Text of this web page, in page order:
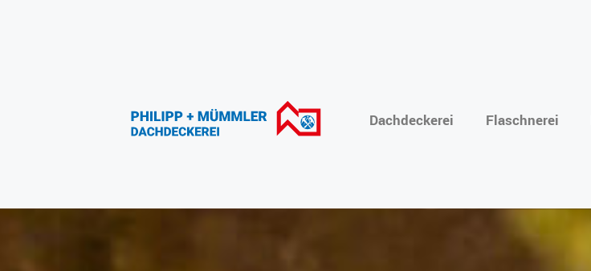
Dachdeckerei Flaschnerei